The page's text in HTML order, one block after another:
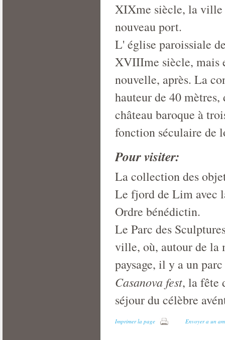
XIXme siècle, la ville
nouveau port.
L' église paroissiale
XVIIIme siècle, mais
nouvelle, après. La
hauteur de 40
château baroque à
fonction séculaire de
Pour visiter:
La collection des
Le fjord de Lim avec
Ordre bénédictin.
Le Parc des
ville, où, autour de la
paysage, il y a un
Casanova fest, la fête
séjour du célèbre
Imprimer la page Envoyer a un